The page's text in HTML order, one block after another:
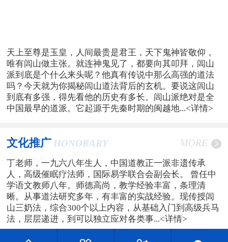
天上至尊是玉皇，人间最贵是君王，天下鬼神皆敬仰，
唯有闾山做主张。就连神鬼见了，都要向其叩拜，闾山
派到底是个什么来头呢？他真有传说中那么高强的道法
吗？今天就为你揭秘闾山道法背后的玄机。要说这闾山
到底有多强，得先看他的历史有多长。闾山派绝对是全
中国最早的道派。它起源于先秦时期的闽越地...<详情>
文化推广 HONORARY MORE
丁老师，一九六八年生人，中国道教正一派非遗传承
人，高级催眠疗法师，国际易学联合会副会长。 曾任中
学语文教师八年。师德高尚，教学经验丰富，条理清
晰。从事道法研究多年，有丰富的实战经验。现传授闾
山三奶法，综合300个以上内容，从基础入门到高级兵马
法，层层递进，到可以独立应对各类事...<详情>